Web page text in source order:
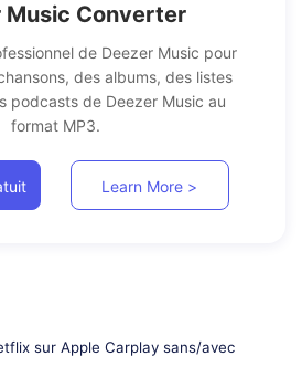
Music Converter
de Deezer Music pour
des albums, des listes
podcasts de Deezer Music au
format MP3.
Learn More >
sur Apple Carplay sans/avec